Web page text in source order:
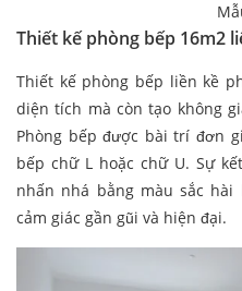
Thiết kế phòng bếp 16m2
Thiết kế phòng bếp liền kề
diện tích mà còn tạo không
Phòng bếp được bài trí đơn
bếp chữ L hoặc chữ U. Sự
nhấn nhá bằng màu sắc
cảm giác gần gũi và hiện đại.